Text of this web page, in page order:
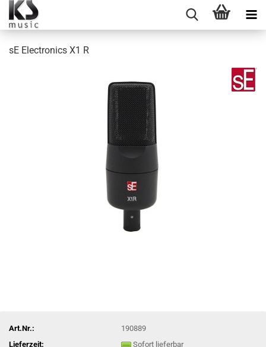
sE Electronics X1 R
Art.Nr.:
190889
Lieferzeit:
Sofort lieferbar